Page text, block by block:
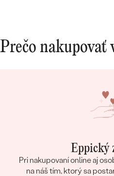
Prečo nakupovať
Eppický
Pri nakupovaní online aj
na náš tím, ktorý sa